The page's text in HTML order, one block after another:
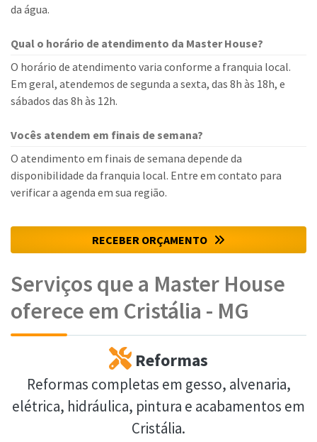
da água.
Qual o horário de atendimento da Master House?
O horário de atendimento varia conforme a franquia local.
Em geral, atendemos de segunda a sexta, das 8h às 18h, e
sábados das 8h às 12h.
Vocês atendem em finais de semana?
O atendimento em finais de semana depende da
disponibilidade da franquia local. Entre em contato para
verificar a agenda em sua região.
RECEBER ORÇAMENTO
Serviços que a Master House
oferece em Cristália - MG
Reformas
Reformas completas em gesso, alvenaria,
elétrica, hidráulica, pintura e acabamentos em
Cristália.